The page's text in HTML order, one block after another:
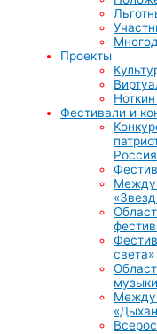
Проекты
Фестивали и
света»